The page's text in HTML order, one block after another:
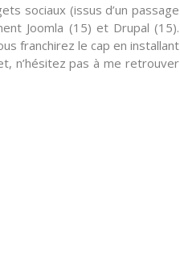
sociaux (issus d’un passage
Joomla (15) et Drupal (15).
franchirez le cap en installant
n’hésitez pas à me retrouver